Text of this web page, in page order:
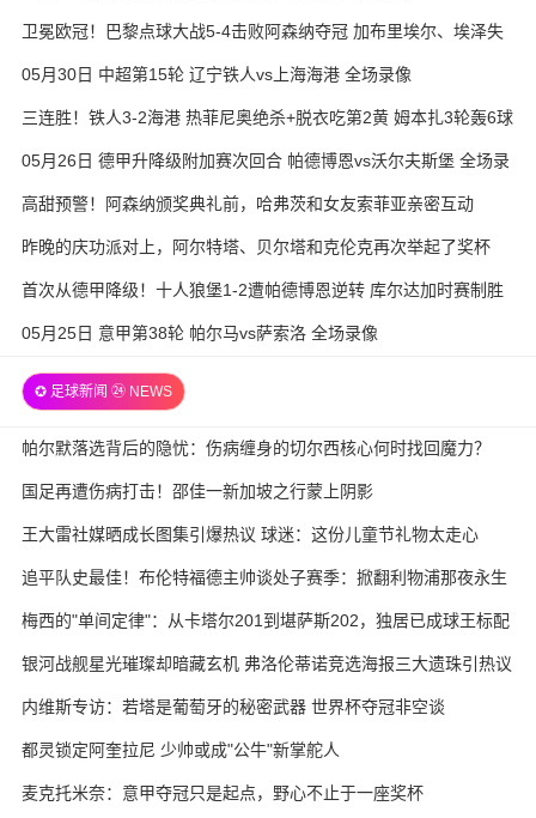
卫冕欧冠！巴黎点球大战5-4击败阿森纳夺冠 加布里埃尔、埃泽失
05月30日 中超第15轮 辽宁铁人vs上海海港 全场录像
三连胜！铁人3-2海港 热菲尼奥绝杀+脱衣吃第2黄 姆本扎3轮轰6球
05月26日 德甲升降级附加赛次回合 帕德博恩vs沃尔夫斯堡 全场录
像
高甜预警！阿森纳颁奖典礼前，哈弗茨和女友索菲亚亲密互动
昨晚的庆功派对上，阿尔特塔、贝尔塔和克伦克再次举起了奖杯
首次从德甲降级！十人狼堡1-2遭帕德博恩逆转 库尔达加时赛制胜
05月25日 意甲第38轮 帕尔马vs萨索洛 全场录像
✪ 足球新闻 ㉔ NEWS
帕尔默落选背后的隐忧：伤病缠身的切尔西核心何时找回魔力？
国足再遭伤病打击！邵佳一新加坡之行蒙上阴影
王大雷社媒晒成长图集引爆热议 球迷：这份儿童节礼物太走心
追平队史最佳！布伦特福德主帅谈处子赛季：掀翻利物浦那夜永生
难忘
梅西的"单间定律"：从卡塔尔201到堪萨斯202，独居已成球王标配
银河战舰星光璀璨却暗藏玄机 弗洛伦蒂诺竞选海报三大遗珠引热议
内维斯专访：若塔是葡萄牙的秘密武器 世界杯夺冠非空谈
都灵锁定阿奎拉尼 少帅或成"公牛"新掌舵人
麦克托米奈：意甲夺冠只是起点，野心不止于一座奖杯